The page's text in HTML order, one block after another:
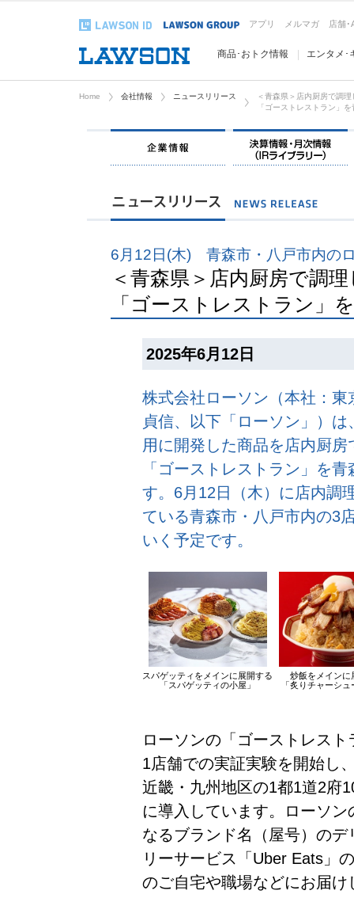
アプリ メルマガ 店舗･
商品･おトク情報 エンタメ･
Home 会社情報 ニュースリリース
＜青森県＞店内厨房で調
「ゴーストレストラン」
企業情報
6月12日(木) 青森市・八戸市内の
＜青森県＞店内厨房で調
「ゴーストレストラン」
2025年6月12日
株式会社ローソン（本社：
貞信、以下「ローソン」）
用に開発した商品を店内厨
「ゴーストレストラン」を
す。6月12日（木）に店内調
ている青森市・八戸市内の3
いく予定です。
スパゲッティをメインに展開する
「スパゲッティの小屋」
炒飯をメインに
「炙りチャーシ
ローソンの「ゴーストレス
1店舗での実証実験を開始し
近畿・九州地区の1都1道2府
に導入しています。ローソ
なるブランド名（屋号）の
リーサービス「Uber Eats」
のご自宅や職場などにお届け